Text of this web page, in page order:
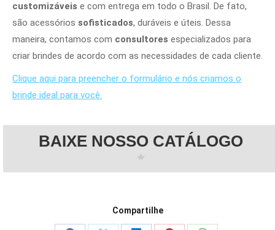
customizáveis e com entrega em todo o Brasil. De fato,
são acessórios sofisticados, duráveis e úteis. Dessa
maneira, contamos com consultores especializados para
criar brindes de acordo com as necessidades de cada cliente.
Clique aqui para preencher o formulário e nós criamos o
brinde ideal para você.
BAIXE NOSSO CATÁLOGO
Compartilhe